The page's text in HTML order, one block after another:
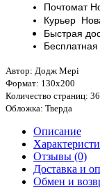
Почтомат
Курьер
Быстрая
Бесплатная
Автор: Додж Мері
Формат: 130х200
Количество страниц:
Обложка: Тверда
Описание
Отзывы (0)
Доставка и
Обмен и